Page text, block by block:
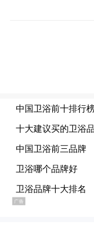
截至9月23日
阳江市东偏南
上，继续维持
强度，中心最